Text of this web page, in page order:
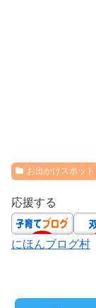
お出かけスポット
応援する
にほんブログ村